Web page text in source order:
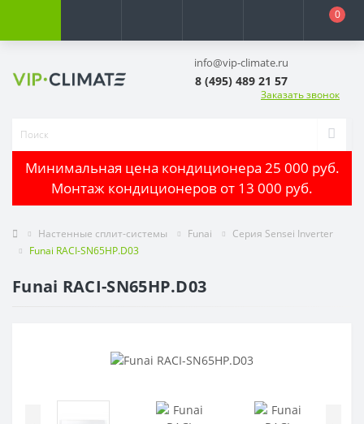
0
info@vip-climate.ru
8 (495) 489 21 57
Заказать звонок
Минимальная цена кондиционера 25 000 руб.
Монтаж кондиционеров от 13 000 руб.
Настенные сплит-системы Funai
Серия Sensei Inverter
Funai RACI-SN65HP.D03
Funai RACI-SN65HP.D03